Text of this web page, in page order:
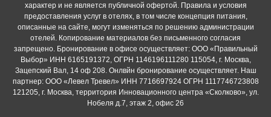
характер и не является публичной офертой. Правила и условия
предоставления услуг в отелях, в том числе концепция питания,
описанные на сайте, могут изменяться по решению администрации
отелей. Копирование материалов без письменного согласия
запрещено. Бронирование в офисе осуществляет: ООО «Правильный
Выбор» ИНН 6165191372, ОГРН 1146196111280 115054, г. Москва,
Зацепский Вал, 14 оф 208. Онлвйн бронирование осуществляет. Наш
партнер: ООО «Левел Тревел» ИНН 7716697924 ОГРН 1117746723808
121205, г. Москва, территория Инновационного центра «Сколково», ул.
Нобеля д.7, этаж 2, офис 26